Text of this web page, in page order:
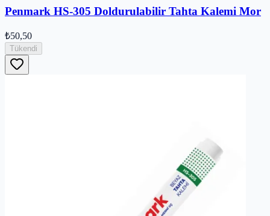
Penmark HS-305 Doldurulabilir Tahta Kalemi Mor
₺50,50
Tükendi